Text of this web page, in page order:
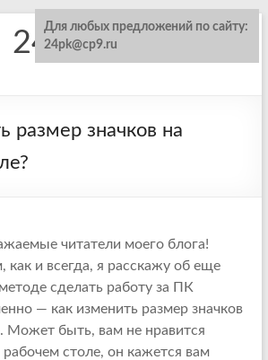
24pk.ru
размер значков на
читатели моего блога!
как и всегда, я расскажу об еще
сделать работу за ПК
— как изменить размер значков
Может быть, вам не нравится
столе, он кажется вам
Для любых предложений по сайту:
24pk@cp9.ru